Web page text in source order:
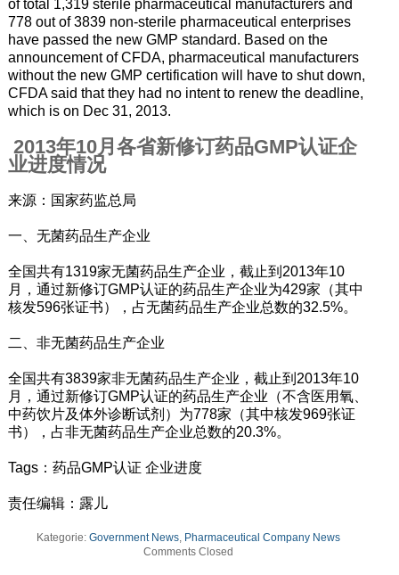
of total 1,319 sterile pharmaceutical manufacturers and
778 out of 3839 non-sterile pharmaceutical enterprises
have passed the new GMP standard. Based on the
announcement of CFDA, pharmaceutical manufacturers
without the new GMP certification will have to shut down,
CFDA said that they had no intent to renew the deadline,
which is on Dec 31, 2013.
2013年10月各省新修订药品GMP认证企
业进度情况
来源：国家药监总局
一、无菌药品生产企业
全国共有1319家无菌药品生产企业，截止到2013年10
月，通过新修订GMP认证的药品生产企业为429家（其中
核发596张证书），占无菌药品生产企业总数的32.5%。
二、非无菌药品生产企业
全国共有3839家非无菌药品生产企业，截止到2013年10
月，通过新修订GMP认证的药品生产企业（不含医用氧、
中药饮片及体外诊断试剂）为778家（其中核发969张证
书），占非无菌药品生产企业总数的20.3%。
Tags：药品GMP认证 企业进度
责任编辑：露儿
Kategorie:Government News, Pharmaceutical Company News
Comments Closed